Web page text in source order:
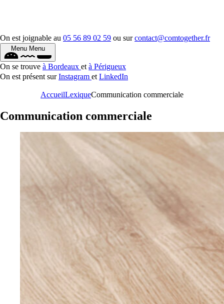
On est joignable au 05 56 89 02 59 ou surcontact@comtogether.fr
Menu Menu
On se trouve à Bordeaux et à Périgueux
On est présent surInstagram et LinkedIn
AccueilLexiqueCommunication commerciale
Communication commerciale